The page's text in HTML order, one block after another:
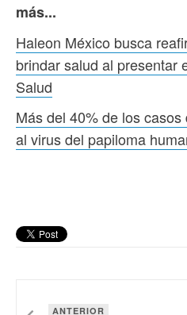
más...
Haleon México busca
brindar salud al presentar
Salud
Más del 40% de los
al virus del papiloma
ANTERIOR